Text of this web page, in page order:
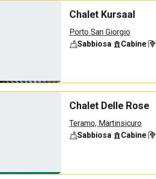
Chalet Kursaal
Porto San Giorgio
Sabbiosa· Cabine·
Chalet Delle Rose
Teramo, Martinsicuro
Sabbiosa· Cabine·